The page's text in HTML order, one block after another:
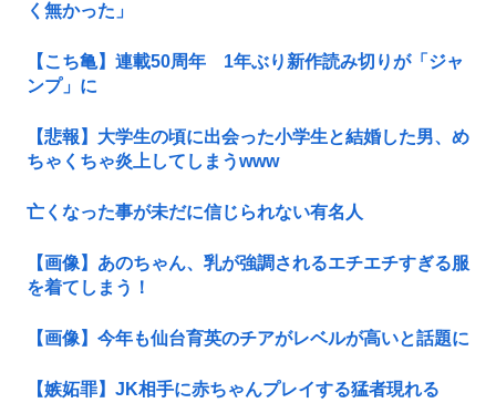
く無かった」
【こち亀】連載50周年 1年ぶり新作読み切りが「ジャ
ンプ」に
【悲報】大学生の頃に出会った小学生と結婚した男、め
ちゃくちゃ炎上してしまうwww
亡くなった事が未だに信じられない有名人
【画像】あのちゃん、乳が強調されるエチエチすぎる服
を着てしまう！
【画像】今年も仙台育英のチアがレベルが高いと話題に
【嫉妬罪】JK相手に赤ちゃんプレイする猛者現れる